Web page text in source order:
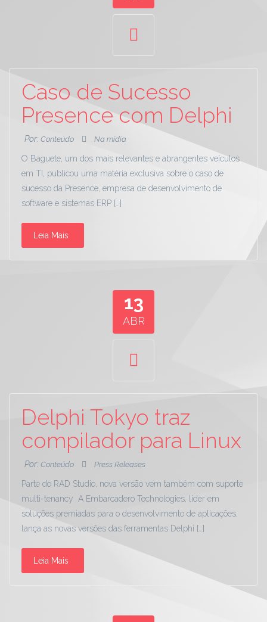
Caso de Sucesso
Presence com Delphi
Por: Conteúdo Na mídia
O Baguete, um dos mais relevantes e abrangentes veículos
em TI, publicou uma matéria exclusiva sobre o caso de
sucesso da Presence, empresa de desenvolvimento de
software e sistemas ERP […]
Leia Mais
13
ABR
Delphi Tokyo traz
compilador para Linux
Por: Conteúdo Press Releases
Parte do RAD Studio, nova versão vem também com suporte
multi-tenancy A Embarcadero Technologies, líder em
soluções premiadas para o desenvolvimento de aplicações,
lança as novas versões das ferramentas Delphi […]
Leia Mais